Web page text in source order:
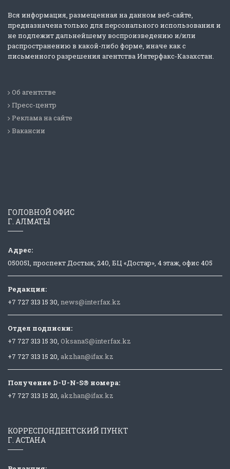
Вся информация, размещенная на данном веб-сайте,
предназначена только для персонального использования и
не подлежит дальнейшему воспроизведению и/или
распространению в какой-либо форме, иначе как с
письменного разрешения агентства Интерфакс-Казахстан.
Об агентстве
Пресс-центр
Реклама на сайте
Вакансии
ГОЛОВНОЙ ОФИС
Г. АЛМАТЫ
Адрес:
050051, проспект Достык, 240, БЦ «Достар», 4 этаж, офис 405
Редакция:
+7 727 313 15 30, news@interfax.kz
Отдел подписки:
+7 727 313 15 30, OksanaS@interfax.kz
+7 727 313 15 20, akzhan@ifax.kz
Получение D-U-N-S® номера:
+7 727 313 15 20, akzhan@ifax.kz
КОРРЕСПОНДЕНТСКИЙ ПУНКТ
Г. АСТАНА